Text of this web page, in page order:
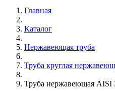
Главная
Каталог
Нержавеющая труба
Труба круглая
Труба нержавеющая AISI